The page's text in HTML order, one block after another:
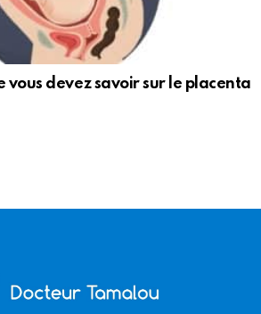
vous devez savoir sur le placenta